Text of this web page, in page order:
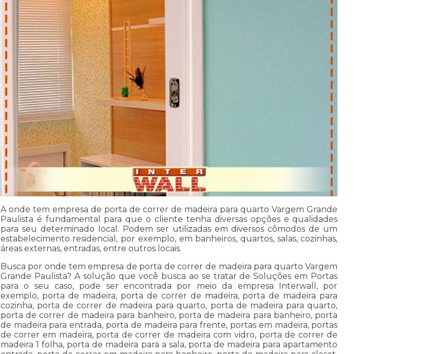
A onde tem empresa de porta de correr de madeira para quarto Vargem Grande
Paulista é fundamental para que o cliente tenha diversas opções e qualidades
para seu determinado local. Podem ser utilizadas em diversos cômodos de um
estabelecimento residencial, por exemplo, em banheiros, quartos, salas, cozinhas,
áreas externas, entradas, entre outros locais.
Busca por onde tem empresa de porta de correr de madeira para quarto Vargem
Grande Paulista? A solução que você busca ao se tratar de Soluções em Portas
para o seu caso, pode ser encontrada por meio da empresa Interwall, por
exemplo, porta de madeira, porta de correr de madeira, porta de madeira para
cozinha, porta de correr de madeira para quarto, porta de madeira para quarto,
porta de correr de madeira para banheiro, porta de madeira para banheiro, porta
de madeira para entrada, porta de madeira para frente, portas em madeira, portas
de correr em madeira, porta de correr de madeira com vidro, porta de correr de
madeira 1 folha, porta de madeira para a sala, porta de madeira para apartamento